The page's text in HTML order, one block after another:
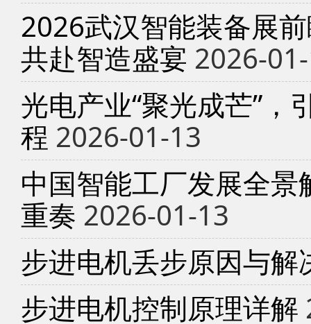
2026武汉智能装备展
共赴智造盛宴 2026-
光电产业“聚光成芒”，
程 2026-01-13
中国智能工厂发展全
重奏 2026-01-13
步进电机丢步原因与解
步进电机控制原理详解